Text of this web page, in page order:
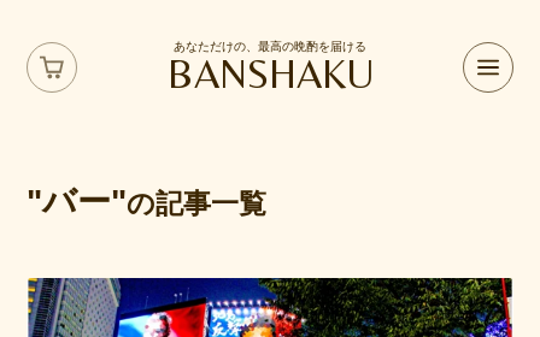
あなただけの、最高の晩酌を届ける
BANSHAKU
"バー"の記事一覧